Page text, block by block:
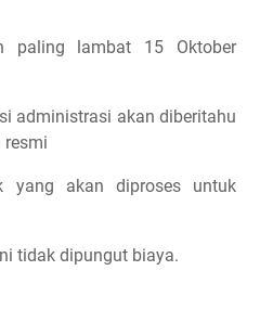
paling lambat 15 Oktober
administrasi akan diberitahu
resmi
yang akan diproses untuk
tidak dipungut biaya.